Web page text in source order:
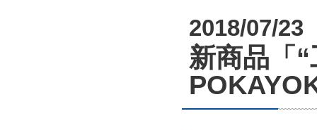
2018/07/23
新商品「